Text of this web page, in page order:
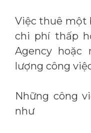
Việc thuê một
chi phí thấp
Agency
lượng công
Những công
như